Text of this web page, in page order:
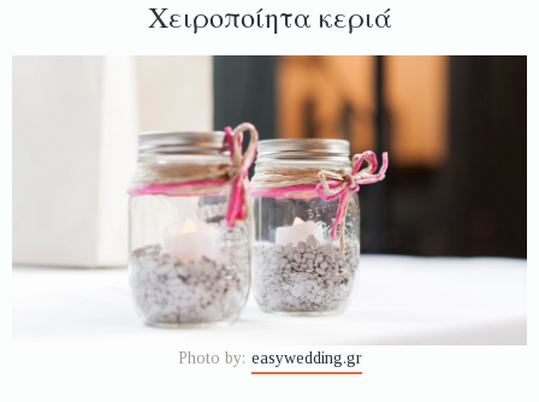
Χειροποίητα κεριά
Photo by: easywedding.gr